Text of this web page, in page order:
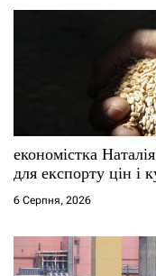
і
економістка
для експорту цін і
6 Серпня, 2026